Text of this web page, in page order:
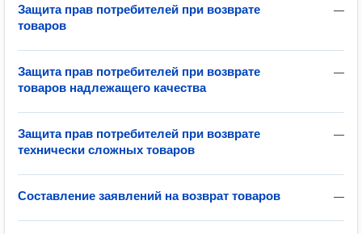
—
Защита прав потребителей при возврате
товаров
—
Защита прав потребителей при возврате
товаров надлежащего качества
—
Защита прав потребителей при возврате
технически сложных товаров
—
Составление заявлений на возврат товаров